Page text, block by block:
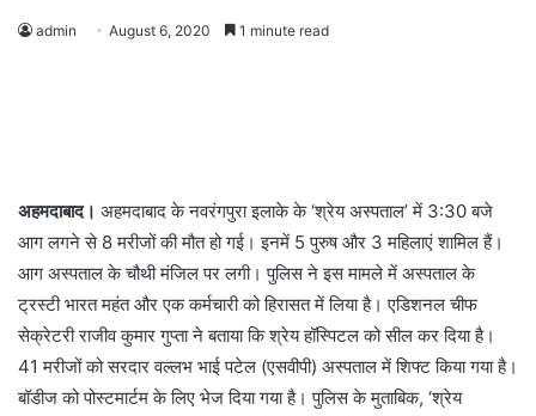
admin August 6, 2020 1 minute read
अहमदाबाद। अहमदाबाद के नवरंगपुरा इलाके के ‘श्रेय अस्पताल’ में 3:30 बजे
आग लगने से 8 मरीजों की मौत हो गई। इनमें 5 पुरुष और 3 महिलाएं शामिल हैं।
आग अस्पताल के चौथी मंजिल पर लगी। पुलिस ने इस मामले में अस्पताल के
ट्रस्टी भारत महंत और एक कर्मचारी को हिरासत में लिया है। एडिशनल चीफ
सेक्रेटरी राजीव कुमार गुप्ता ने बताया कि श्रेय हॉस्पिटल को सील कर दिया है।
41 मरीजों को सरदार वल्लभ भाई पटेल (एसवीपी) अस्पताल में शिफ्ट किया गया है।
बॉडीज को पोस्टमार्टम के लिए भेज दिया गया है। पुलिस के मुताबिक, ‘श्रेय